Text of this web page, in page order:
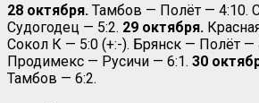
28 октября. Тамбов — Полёт —
Судогодец — 5:2. 29 октября.
Сокол К — 5:0 (+:-). Брянск — Полёт —
Продимекс — Русичи — 6:1. 30
Тамбов — 6:2.